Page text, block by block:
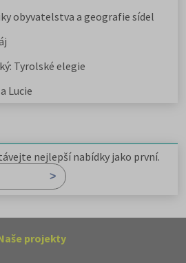
obyvatelstva a geografie sídel
Tyrolské elegie
Lucie
nejlepší nabídky jako první.
projekty